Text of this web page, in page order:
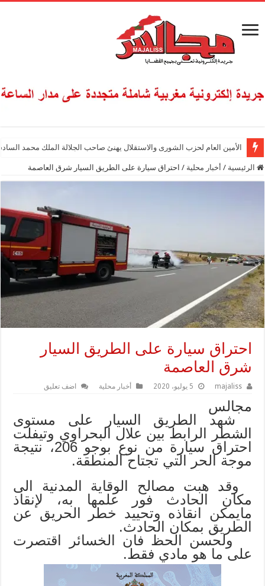
الأمين العام لحزب الشورى والاستقلال يهنئ صاحب الجلالة الملك محمد
الرئيسية / أخبار محلية / احتراق سيارة على الطريق السيار شرق العاصمة
احتراق سيارة على الطريق السيار
شرق العاصمة
majaliss 5 يوليو، 2020 أخبار محلية اضف تعليق
مجالس
شهد الطريق السيار على مستوى
الشطر الرابط بين علال البحراوي وتيفلت
احتراق سيارة من نوع بوجو 206، نتيجة
موجة الحر التي تجتاح المنطقة.
وقد هبت مصالح الوقاية المدنية الى
مكان الحادث فور علمها به، لإنقاذ
مايمكن انقاذه وتحييد خطر الحريق عن
الطريق بمكان الحادث.
ولحسن الحظ فان الخسائر اقتصرت
على ما هو مادي فقط.